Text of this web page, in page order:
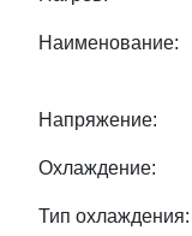
Наименование:
Напряжение:
Охлаждение:
Тип охлаждения: